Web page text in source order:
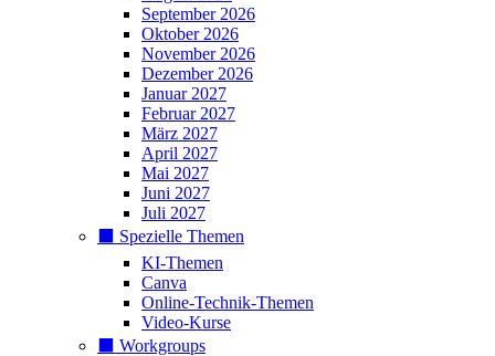
September 2026
Oktober 2026
November 2026
Dezember 2026
Januar 2027
Februar 2027
März 2027
April 2027
Mai 2027
Juni 2027
Juli 2027
⬛️ Spezielle Themen
KI-Themen
Canva
Online-Technik-Themen
Video-Kurse
⬛️ Workgroups